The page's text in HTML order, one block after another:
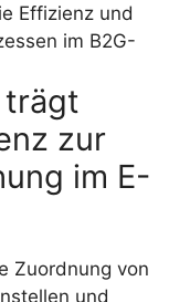
Effizienz und
im B2G-
trägt
zur
im E-
Zuordnung von
und